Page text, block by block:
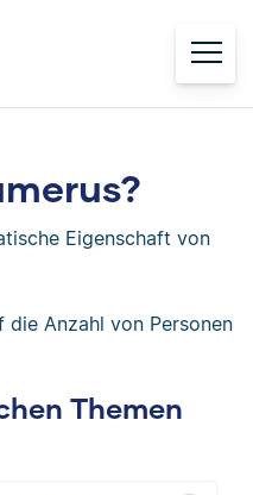
Eigenschaft von
die Anzahl von Personen
Themen